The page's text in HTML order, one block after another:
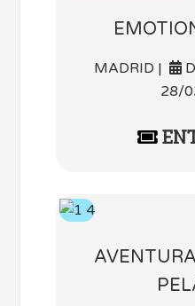
MADRID |
28/